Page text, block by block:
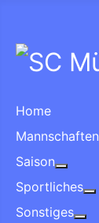
Home
Mannschaften
Saison
Sportliches
Sonstiges